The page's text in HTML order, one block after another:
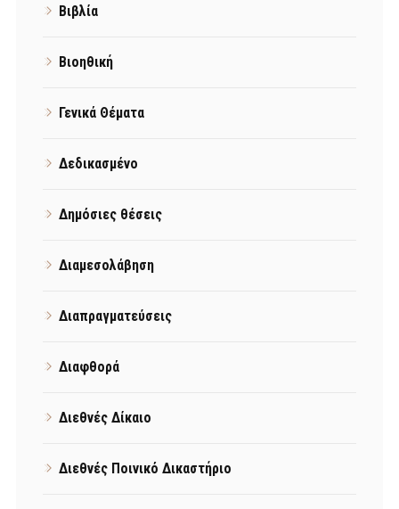
Βιβλία
Βιοηθική
Γενικά Θέματα
Δεδικασμένο
Δημόσιες θέσεις
Διαμεσολάβηση
Διαπραγματεύσεις
Διαφθορά
Διεθνές Δίκαιο
Διεθνές Ποινικό Δικαστήριο